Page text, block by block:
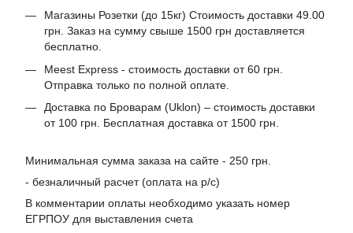
Магазины Розетки (до 15кг) Стоимость доставки 49.00
грн. Заказ на сумму свыше 1500 грн доставляется
бесплатно.
Meest Express - стоимость доставки от 60 грн.
Отправка только по полной оплате.
Доставка по Броварам (Uklon) – стоимость доставки
от 100 грн. Бесплатная доставка от 1500 грн.
Минимальная сумма заказа на сайте - 250 грн.
- безналичный расчет (оплата на р/с)
В комментарии оплаты необходимо указать номер
ЕГРПОУ для выставления счета